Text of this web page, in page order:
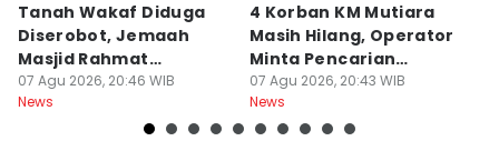
Tanah Wakaf Diduga
Diserobot, Jemaah
Masjid Rahmat
Surabaya Protes
07 Agu 2026, 20:46 WIB
News
4 Korban KM Mutiara
Masih Hilang, Operator
Minta Pencarian
Dilanjut
07 Agu 2026, 20:43 WIB
News